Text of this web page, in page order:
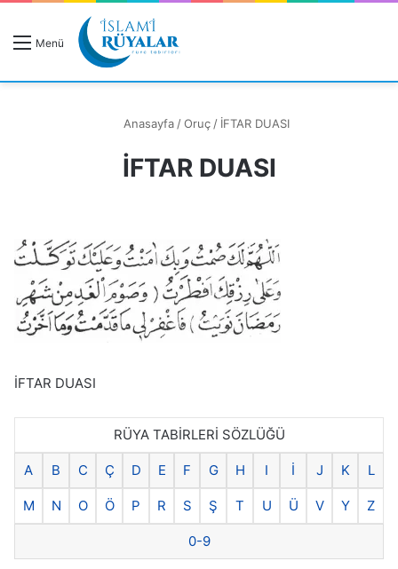
Menü
Anasayfa /Oruç / İFTAR DUASI
İFTAR DUASI
İFTAR DUASI
RÜYA TABİRLERİ SÖZLÜĞÜ
A B C Ç D E F G H I İ J K L
M N O Ö P R S Ş T U Ü V Y Z
0-9